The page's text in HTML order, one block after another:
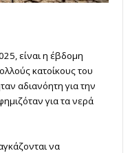
είναι η έβδομη
κατοίκους του
αδιανόητη για την
για τα νερά
να